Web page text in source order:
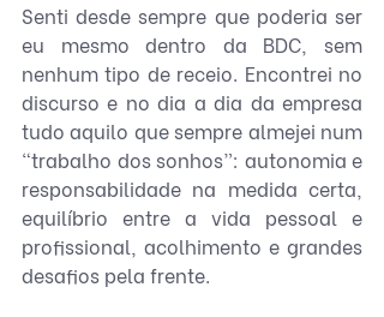
Senti desde sempre que poderia ser
eu mesmo dentro da BDC, sem
nenhum tipo de receio. Encontrei no
discurso e no dia a dia da empresa
tudo aquilo que sempre almejei num
“trabalho dos sonhos”: autonomia e
responsabilidade na medida certa,
equilíbrio entre a vida pessoal e
profissional, acolhimento e grandes
desafios pela frente.